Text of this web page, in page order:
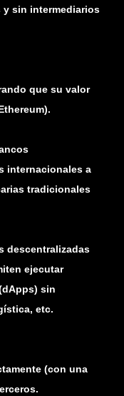
y sin intermediarios
que su valor
internacionales a
tradicionales
descentralizadas
ejecutar
sin
etc.
(con una